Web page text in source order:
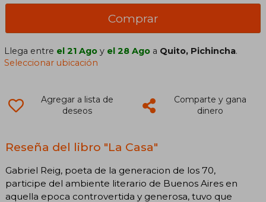
Comprar
Llega entre el 21 Ago y el 28 Ago a Quito, Pichincha.
Seleccionar ubicación
Agregar a lista de
deseos
Comparte y gana
dinero
Reseña del libro "La Casa"
Gabriel Reig, poeta de la generacion de los 70,
participe del ambiente literario de Buenos Aires en
aquella epoca controvertida y generosa, tuvo que